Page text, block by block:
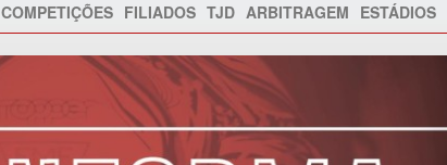
COMPETIÇÕES FILIADOS TJD ARBITRAGEM ESTÁDIOS